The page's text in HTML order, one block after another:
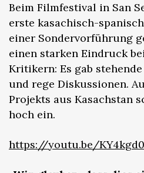
Beim Filmfestival in San
erste kasachisch-
einer Sondervorführung
einen starken Eindruck
Kritikern: Es gab
und rege Diskussionen.
Projekts aus Kasachstan
hoch ein.
https://youtu.be/